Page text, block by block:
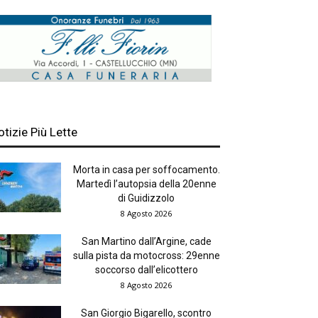
Più Lette
Morta in casa per soffocamento.
Martedì l’autopsia della 20enne
di Guidizzolo
8 Agosto 2026
San Martino dall’Argine, cade
sulla pista da motocross: 29enne
soccorso dall’elicottero
8 Agosto 2026
San Giorgio Bigarello, scontro